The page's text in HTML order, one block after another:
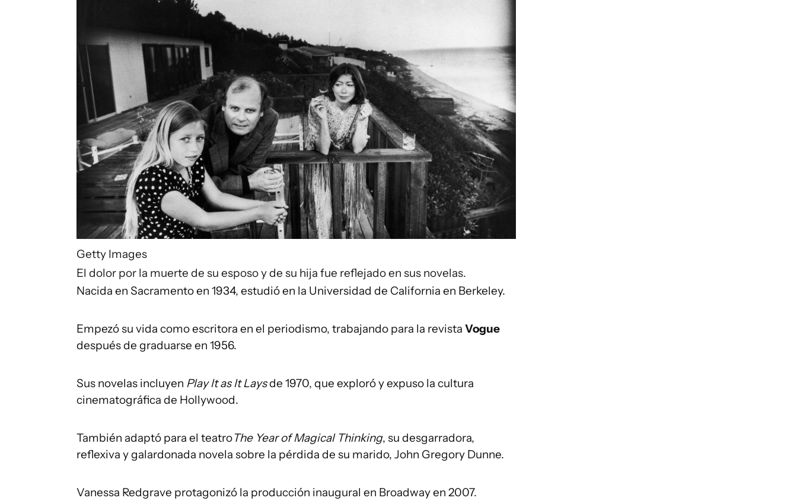
Getty Images
El dolor por la muerte de su esposo y de su hija fue reflejado en sus novelas.
Nacida en Sacramento en 1934, estudió en la Universidad de California en Berkeley.
Empezó su vida como escritora en el periodismo, trabajando para la revista Vogue
después de graduarse en 1956.
Sus novelas incluyen Play It as It Laysde 1970, que exploró y expuso la cultura
cinematográfica de Hollywood.
También adaptó para el teatroThe Year of Magical Thinking, su desgarradora,
reflexiva y galardonada novela sobre la pérdida de su marido, John Gregory Dunne.
Vanessa Redgrave protagonizó la producción inaugural en Broadway en 2007.